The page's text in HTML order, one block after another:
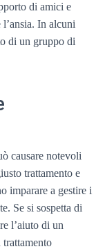
di amici e
In alcuni
di un gruppo di
causare notevoli
trattamento e
imparare a gestire i
Se si sospetta di
l’aiuto di un
trattamento